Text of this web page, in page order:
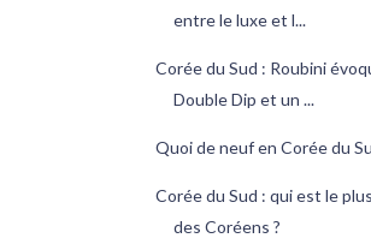
entre le luxe et l...
Corée du Sud : Roubini
Double Dip et un ...
Quoi de neuf en Corée du
Corée du Sud : qui est le
des Coréens ?